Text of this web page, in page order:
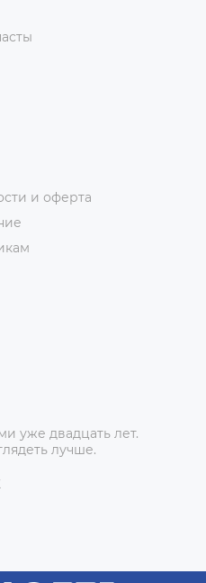
и оферта
уже двадцать лет.
лучше.